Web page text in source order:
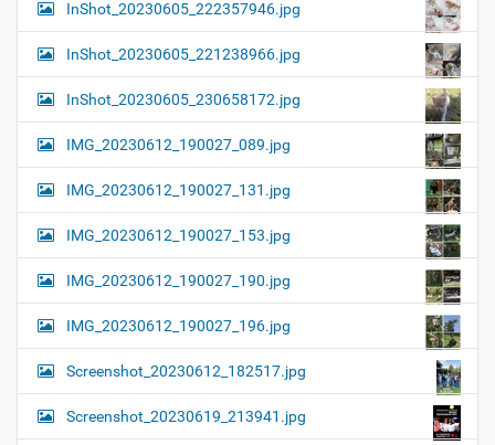
InShot_20230605_222357946.jpg
InShot_20230605_221238966.jpg
InShot_20230605_230658172.jpg
IMG_20230612_190027_089.jpg
IMG_20230612_190027_131.jpg
IMG_20230612_190027_153.jpg
IMG_20230612_190027_190.jpg
IMG_20230612_190027_196.jpg
Screenshot_20230612_182517.jpg
Screenshot_20230619_213941.jpg